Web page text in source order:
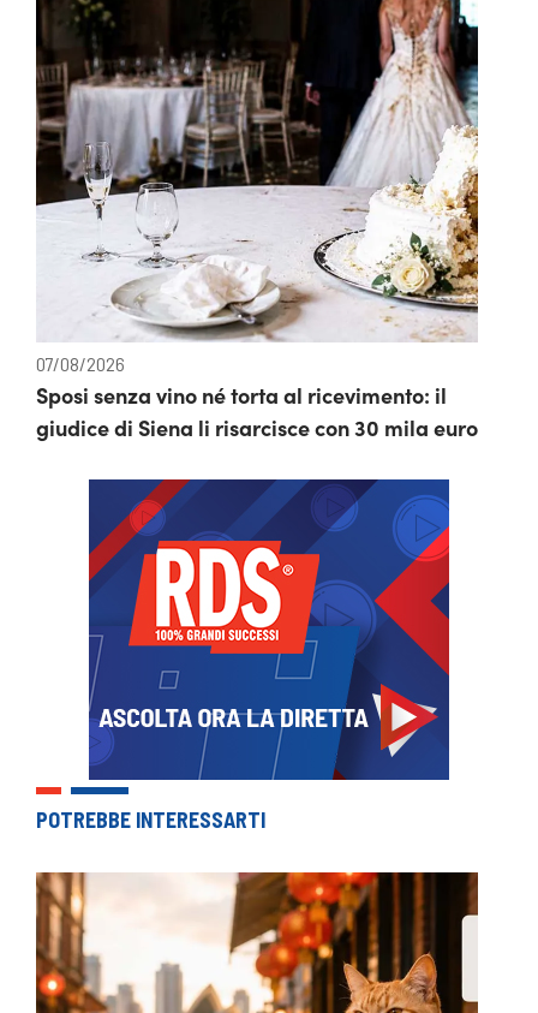
07/08/2026
Sposi senza vino né torta al ricevimento: il
giudice di Siena li risarcisce con 30 mila euro
POTREBBE INTERESSARTI